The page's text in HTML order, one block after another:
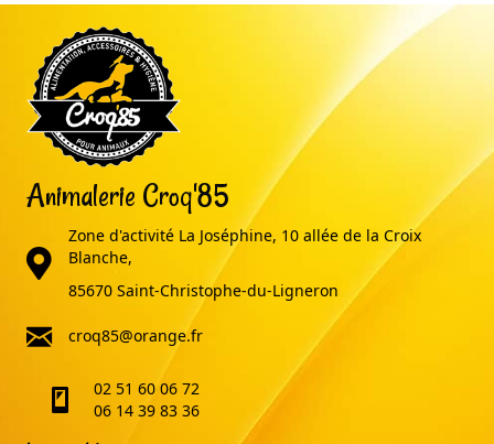
Animalerie Croq'85
adresse
Zone d'activité La Joséphine, 10 allée de la Croix
Blanche,
85670 Saint-Christophe-du-Ligneron
email
croq85@orange.fr
telephone02 51 60 06 72
06 14 39 83 36